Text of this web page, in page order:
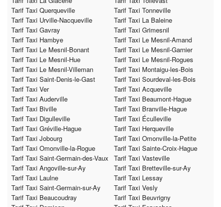
Tarif Taxi Querqueville
Tarif Taxi Tonneville
Tarif Taxi Urville-Nacqueville
Tarif Taxi La Baleine
Tarif Taxi Gavray
Tarif Taxi Grimesnil
Tarif Taxi Hambye
Tarif Taxi Le Mesnil-Amand
Tarif Taxi Le Mesnil-Bonant
Tarif Taxi Le Mesnil-Garnier
Tarif Taxi Le Mesnil-Hue
Tarif Taxi Le Mesnil-Rogues
Tarif Taxi Le Mesnil-Villeman
Tarif Taxi Montaigu-les-Bois
Tarif Taxi Saint-Denis-le-Gast
Tarif Taxi Sourdeval-les-Bois
Tarif Taxi Ver
Tarif Taxi Acqueville
Tarif Taxi Auderville
Tarif Taxi Beaumont-Hague
Tarif Taxi Biville
Tarif Taxi Branville-Hague
Tarif Taxi Digulleville
Tarif Taxi Éculleville
Tarif Taxi Gréville-Hague
Tarif Taxi Herqueville
Tarif Taxi Jobourg
Tarif Taxi Omonville-la-Petite
Tarif Taxi Omonville-la-Rogue
Tarif Taxi Sainte-Croix-Hague
Tarif Taxi Saint-Germain-des-Vaux
Tarif Taxi Vasteville
Tarif Taxi Angoville-sur-Ay
Tarif Taxi Bretteville-sur-Ay
Tarif Taxi Laulne
Tarif Taxi Lessay
Tarif Taxi Saint-Germain-sur-Ay
Tarif Taxi Vesly
Tarif Taxi Beaucoudray
Tarif Taxi Beuvrigny